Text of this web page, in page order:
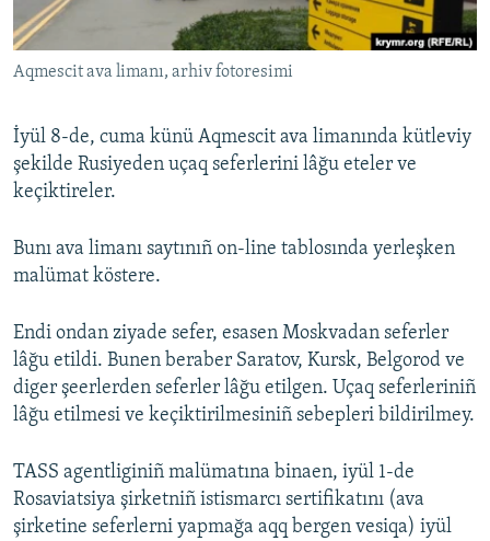
Русский
Українською
Aqmescit ava limanı, arhiv fotoresimi
İyül 8-de, cuma künü Aqmescit ava limanında kütleviy
şekilde Rusiyeden uçaq seferlerini lâğu eteler ve
keçiktireler.
Bunı ava limanı saytınıñ on-line tablosında yerleşken
malümat köstere.
Endi ondan ziyade sefer, esasen Moskvadan seferler
lâğu etildi. Bunen beraber Saratov, Kursk, Belgorod ve
diger şeerlerden seferler lâğu etilgen. Uçaq seferleriniñ
lâğu etilmesi ve keçiktirilmesiniñ sebepleri bildirilmey.
TASS agentliginiñ malümatına binaen, iyül 1-de
Rosaviatsiya şirketniñ istismarcı sertifikatını (ava
şirketine seferlerni yapmağa aqq bergen vesiqa) iyül